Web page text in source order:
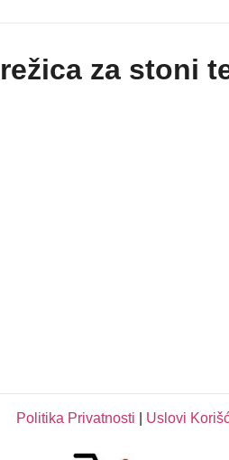
za stoni
Politika Privatnosti Uslovi